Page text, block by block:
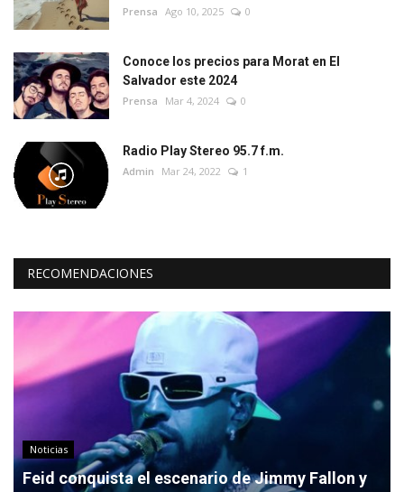
Prensa Ago 10, 2025 0
Conoce los precios para Morat en El
Salvador este 2024
Prensa Mar 4, 2024 0
Radio Play Stereo 95.7 f.m.
Admin Mar 24, 2022 1
RECOMENDACIONES
Noticias
Feid conquista el escenario de Jimmy Fallon y